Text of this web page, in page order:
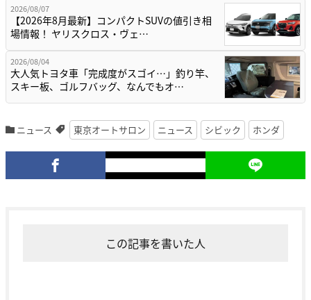
2026/08/07
【2026年8月最新】コンパクトSUVの値引き相
場情報！ ヤリスクロス・ヴェ…
2026/08/04
大人気トヨタ車「完成度がスゴイ…」釣り竿、
スキー板、ゴルフバッグ、なんでもオ…
ニュース 東京オートサロン ニュース シビック ホンダ
この記事を書いた人